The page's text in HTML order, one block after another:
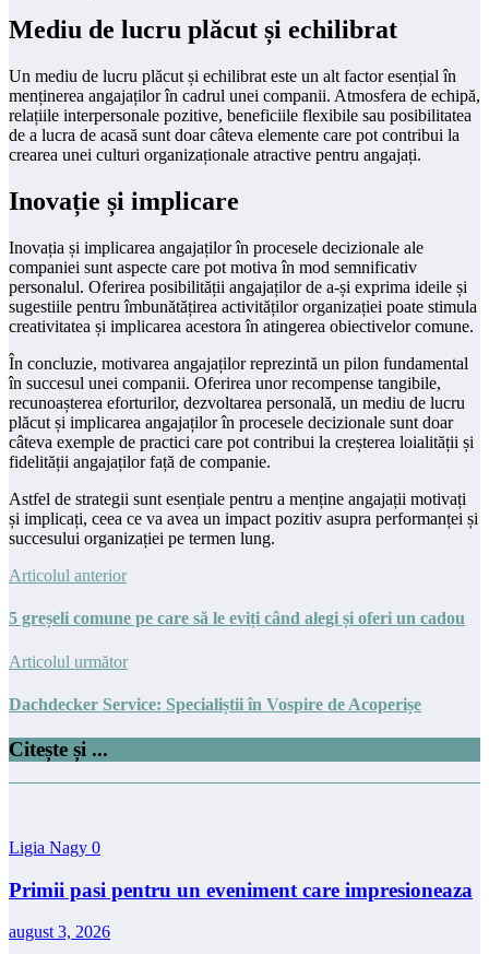
Mediu de lucru plăcut și echilibrat
Un mediu de lucru plăcut și echilibrat este un alt factor esențial în
menținerea angajaților în cadrul unei companii. Atmosfera de echipă,
relațiile interpersonale pozitive, beneficiile flexibile sau posibilitatea
de a lucra de acasă sunt doar câteva elemente care pot contribui la
crearea unei culturi organizaționale atractive pentru angajați.
Inovație și implicare
Inovația și implicarea angajaților în procesele decizionale ale
companiei sunt aspecte care pot motiva în mod semnificativ
personalul. Oferirea posibilității angajaților de a-și exprima ideile și
sugestiile pentru îmbunătățirea activităților organizației poate stimula
creativitatea și implicarea acestora în atingerea obiectivelor comune.
În concluzie, motivarea angajaților reprezintă un pilon fundamental
în succesul unei companii. Oferirea unor recompense tangibile,
recunoașterea eforturilor, dezvoltarea personală, un mediu de lucru
plăcut și implicarea angajaților în procesele decizionale sunt doar
câteva exemple de practici care pot contribui la creșterea loialității și
fidelității angajaților față de companie.
Astfel de strategii sunt esențiale pentru a menține angajații motivați
și implicați, ceea ce va avea un impact pozitiv asupra performanței și
succesului organizației pe termen lung.
Articolul anterior
5 greșeli comune pe care să le eviți când alegi și oferi un cadou
Articolul următor
Dachdecker Service: Specialiștii în Vospire de Acoperișe
Citește și ...
Ligia Nagy 0
Primii pasi pentru un eveniment care impresioneaza
august 3, 2026